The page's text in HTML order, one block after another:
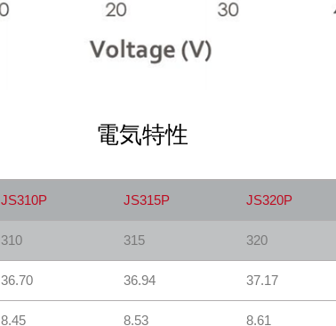
電気特性
JS310P JS315P JS320P
310 315 320
36.70 36.94 37.17
8.45 8.53 8.61